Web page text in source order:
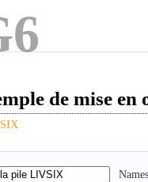
de mise